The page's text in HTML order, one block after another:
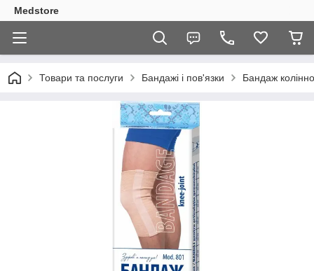
Medstore
Товари та послуги Бандажі і пов'язки Бандаж